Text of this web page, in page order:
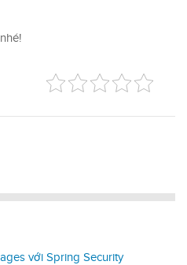
với Spring Security